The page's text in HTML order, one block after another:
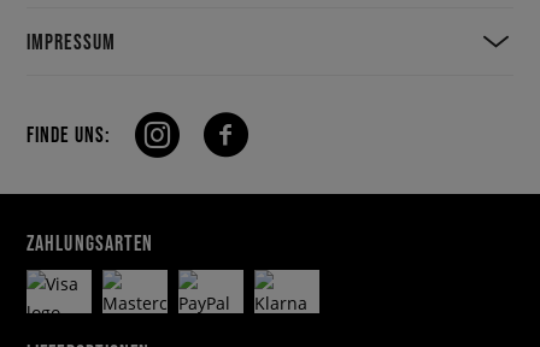
IMPRESSUM
FINDE UNS:
ZAHLUNGSARTEN